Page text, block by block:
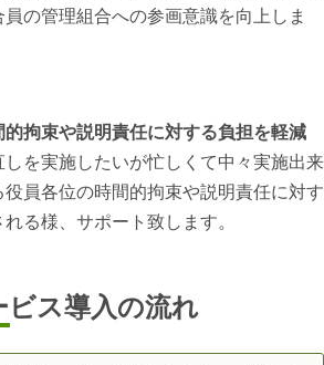
の管理組合への参画意識を向上しま
拘束や説明責任に対する負担を軽減
を実施したいが忙しくて中々実施出来
員各位の時間的拘束や説明責任に対す
る様、サポート致します。
ビス導入の流れ